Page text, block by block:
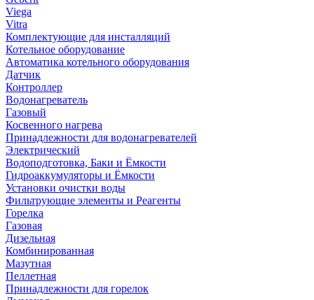
Viega
Vitra
Комплектующие для инсталляций
Котельное оборудование
Автоматика котельного оборудования
Датчик
Контроллер
Водонагреватель
Газовый
Косвенного нагрева
Принадлежности для водонагревателей
Электрический
Водоподготовка, Баки и Ёмкости
Гидроаккумуляторы и Ёмкости
Установки очистки воды
Фильтрующие элементы и Реагенты
Горелка
Газовая
Дизельная
Комбинированная
Мазутная
Пеллетная
Принадлежности для горелок